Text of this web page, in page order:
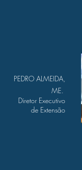
PEDRO ALMEIDA,
ME.
Diretor Executivo
de Extensão